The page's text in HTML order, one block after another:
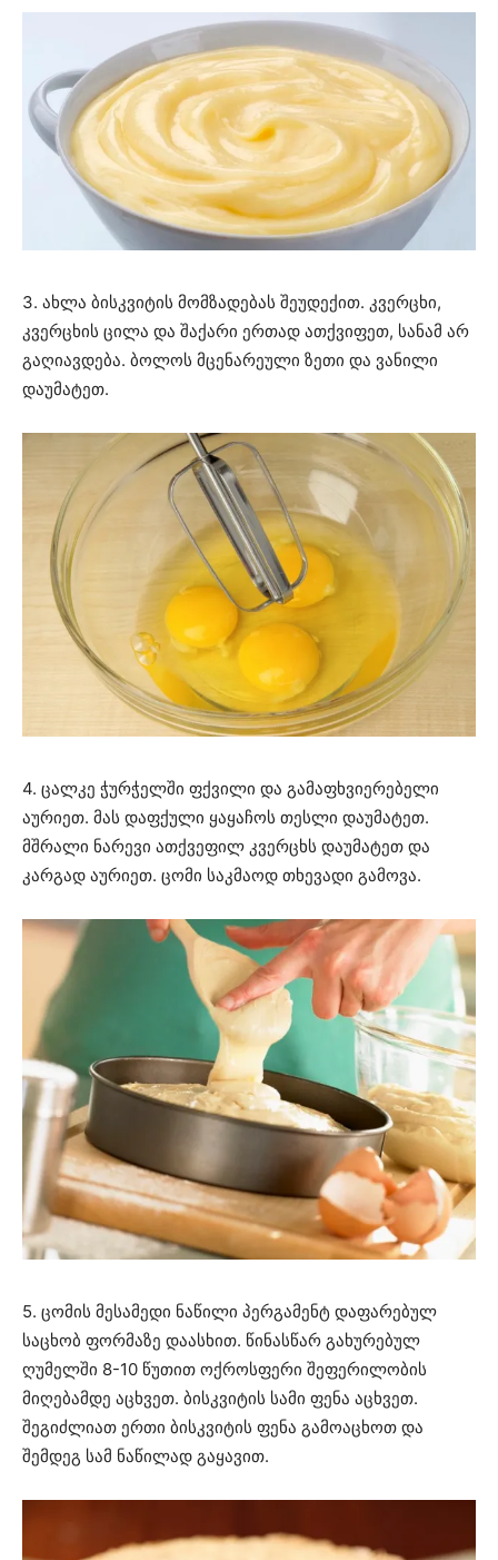
3. ახლა ბისკვიტის მომზადებას შეუდექით. კვერცხი,
კვერცხის ცილა და შაქარი ერთად ათქვიფეთ, სანამ არ
გაღიავდება. ბოლოს მცენარეული ზეთი და ვანილი
დაუმატეთ.
4. ცალკე ჭურჭელში ფქვილი და გამაფხვიერებელი
აურიეთ. მას დაფქული ყაყაჩოს თესლი დაუმატეთ.
მშრალი ნარევი ათქვეფილ კვერცხს დაუმატეთ და
კარგად აურიეთ. ცომი საკმაოდ თხევადი გამოვა.
5. ცომის მესამედი ნაწილი პერგამენტ დაფარებულ
საცხობ ფორმაზე დაასხით. წინასწარ გახურებულ
ღუმელში 8-10 წუთით ოქროსფერი შეფერილობის
მიღებამდე აცხვეთ. ბისკვიტის სამი ფენა აცხვეთ.
შეგიძლიათ ერთი ბისკვიტის ფენა გამოაცხოთ და
შემდეგ სამ ნაწილად გაყავით.